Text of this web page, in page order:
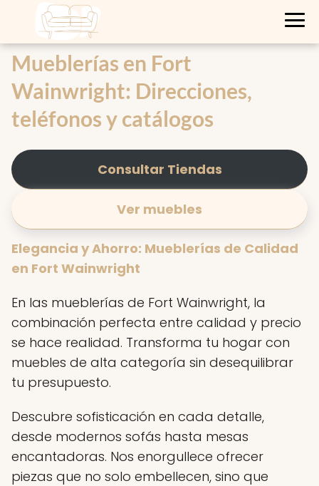
Mueblerías en Fort
Wainwright: Direcciones,
teléfonos y catálogos
Consultar Tiendas
Ver muebles
Elegancia y Ahorro: Mueblerías de Calidad
en Fort Wainwright
En las mueblerías de Fort Wainwright, la
combinación perfecta entre calidad y precio
se hace realidad. Transforma tu hogar con
muebles de alta categoría sin desequilibrar
tu presupuesto.
Descubre sofisticación en cada detalle,
desde modernos sofás hasta mesas
encantadoras. Nos enorgullece ofrecer
piezas que no solo embellecen, sino que